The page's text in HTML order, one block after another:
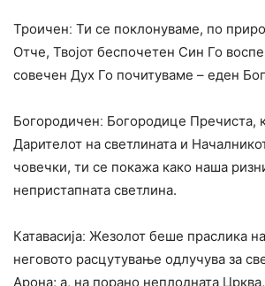
Троиченː Ти се поклонуваме, по
Отче, Твојот беспочетен Син Го
совечен Дух Го почитуваме – еден
Богородиченː Богородице Пречиста,
Дарителот на светлината и
човечки, ти се покажа како наша
непристапната светлина.
Катавасијаː Жезолот беше праслика
неговото расцутување одлучува за
Арона; а, на порано неплодната